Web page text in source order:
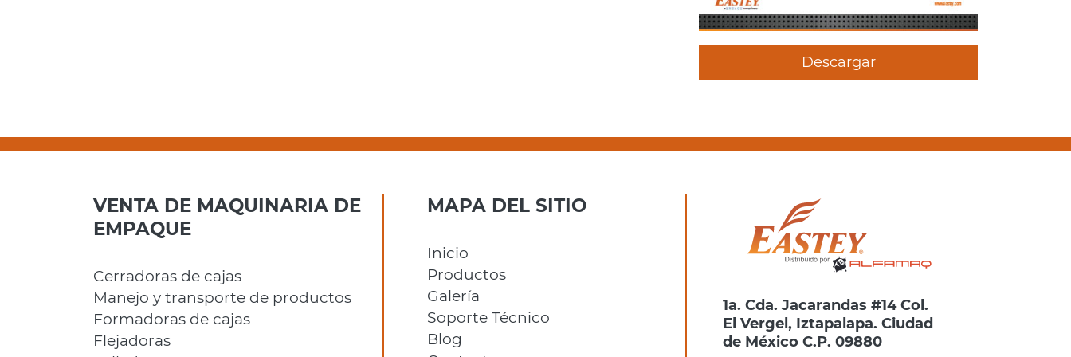
Descargar
VENTA DE MAQUINARIA DE
EMPAQUE
Cerradoras de cajas
Manejo y transporte de productos
Formadoras de cajas
Flejadoras
MAPA DEL SITIO
Inicio
Productos
Galería
Soporte Técnico
Blog
1a. Cda. Jacarandas #14 Col.
El Vergel, Iztapalapa. Ciudad
de México C.P. 09880